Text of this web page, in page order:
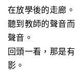
在放學後的走廊。
聽到教師的聲音
聲音。
回頭一看，那是
影。